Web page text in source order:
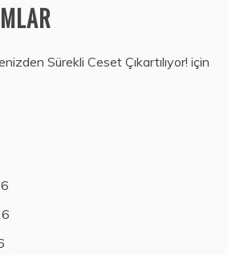
Sürekli Ceset Çıkartılıyor! için